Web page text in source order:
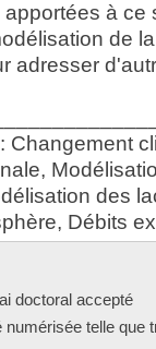
à ce
de
adresser
Changement
des
Débits
doctoral accepté
numérisée telle que